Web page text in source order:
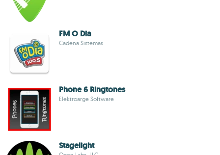
FM O Dia
Cadena Sistemas
Phone 6 Ringtones
Elektroarge Software
Stagelight